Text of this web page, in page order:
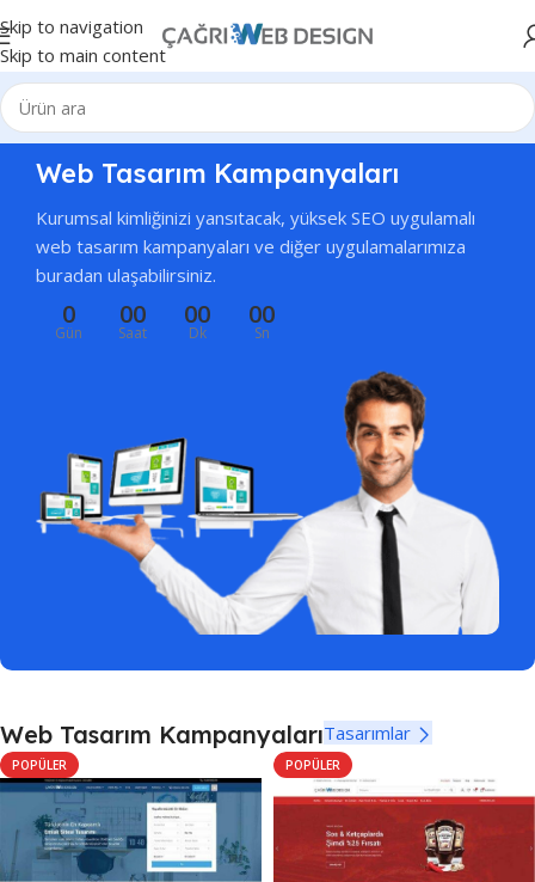
Skip to navigation
Skip to main content
Web Tasarım Kampanyaları
Kurumsal kimliğinizi yansıtacak, yüksek SEO uygulamalı
web tasarım kampanyaları ve diğer uygulamalarımıza
buradan ulaşabilirsiniz.
0
Gün
00
Saat
00
Dk
00
Sn
Web Tasarım KampanyalarıTasarımlar
POPÜLER POPÜLER